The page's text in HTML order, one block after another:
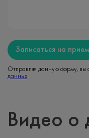
Записаться на прием
Отправляя данную форму, вы
данных
Видео о